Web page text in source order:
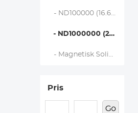
- ND100000 (16.6 stopp) - Nano-Klear
- ND1000000 (20 stopp) - Nano-Klear
- Magnetisk Solid ND Filter - Nano-Xcel
Pris
Go